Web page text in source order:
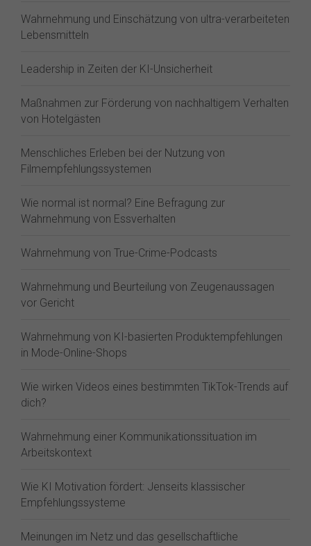
Wahrnehmung und Einschätzung von ultra-verarbeiteten
Lebensmitteln
Leadership in Zeiten der KI-Unsicherheit
Maßnahmen zur Förderung von nachhaltigem Verhalten
von Hotelgästen
Menschliches Erleben bei der Nutzung von
Filmempfehlungssystemen
Wie normal ist normal? Eine Befragung zur
Wahrnehmung von Essverhalten
Wahrnehmung von True-Crime-Podcasts
Wahrnehmung und Beurteilung von Zeugenaussagen
vor Gericht
Wahrnehmung von KI-basierten Produktempfehlungen
in Mode-Online-Shops
Wie wirken Videos eines bestimmten TikTok-Trends auf
dich?
Wahrnehmung einer Kommunikationssituation im
Arbeitskontext
Wie KI Motivation fördert: Jenseits klassischer
Empfehlungssysteme
Meinungen im Netz und das gesellschaftliche